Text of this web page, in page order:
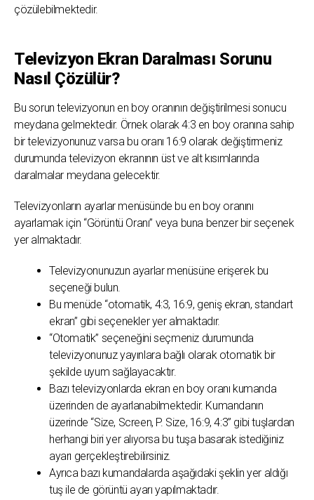
çözülebilmektedir.
Televizyon Ekran Daralması Sorunu
Nasıl Çözülür?
Bu sorun televizyonun en boy oranının değiştirilmesi sonucu
meydana gelmektedir. Örnek olarak 4:3 en boy oranına sahip
bir televizyonunuz varsa bu oranı 16:9 olarak değiştirmeniz
durumunda televizyon ekranının üst ve alt kısımlarında
daralmalar meydana gelecektir.
Televizyonların ayarlar menüsünde bu en boy oranını
ayarlamak için “Görüntü Oranı” veya buna benzer bir seçenek
yer almaktadır.
Televizyonunuzun ayarlar menüsüne erişerek bu
seçeneği bulun.
Bu menüde “otomatik, 4:3, 16:9, geniş ekran, standart
ekran” gibi seçenekler yer almaktadır.
“Otomatik” seçeneğini seçmeniz durumunda
televizyonunuz yayınlara bağlı olarak otomatik bir
şekilde uyum sağlayacaktır.
Bazı televizyonlarda ekran en boy oranı kumanda
üzerinden de ayarlanabilmektedir. Kumandanın
üzerinde “Size, Screen, P. Size, 16:9, 4:3” gibi tuşlardan
herhangi biri yer alıyorsa bu tuşa basarak istediğiniz
ayarı gerçekleştirebilirsiniz.
Ayrıca bazı kumandalarda aşağıdaki şeklin yer aldığı
tuş ile de görüntü ayarı yapılmaktadır.